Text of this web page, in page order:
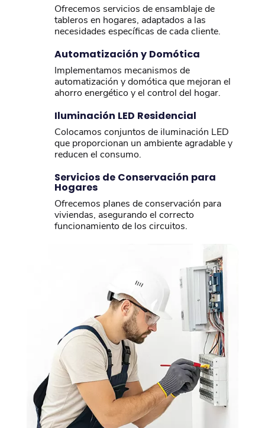
Ofrecemos servicios de ensamblaje de
tableros en hogares, adaptados a las
necesidades específicas de cada cliente.
Automatización y Domótica
Implementamos mecanismos de
automatización y domótica que mejoran el
ahorro energético y el control del hogar.
Iluminación LED Residencial
Colocamos conjuntos de iluminación LED
que proporcionan un ambiente agradable y
reducen el consumo.
Servicios de Conservación para
Hogares
Ofrecemos planes de conservación para
viviendas, asegurando el correcto
funcionamiento de los circuitos.